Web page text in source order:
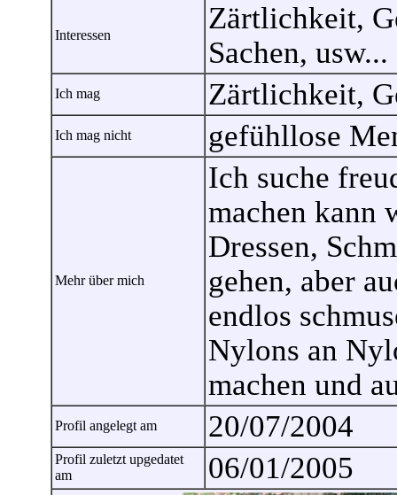
Interessen
Zärtlichkeit,
Sachen, usw...
Ich mag Zärtlichkeit,
Ich mag nicht gefühllose
Mehr über mich
Ich suche
machen kann
Dressen,
gehen, aber
endlos
Nylons an
machen und
Profil angelegt am 20/07/2004
Profil zuletzt upgedatet
am
06/01/2005